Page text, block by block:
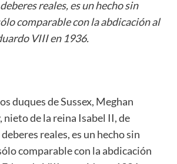
reales, es un hecho sin
comparable con la abdicación al
VIII en 1936.
duques de Sussex, Meghan
de la reina Isabel II, de
reales, es un hecho sin
comparable con la abdicación